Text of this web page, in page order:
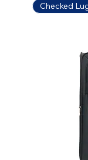
Checked